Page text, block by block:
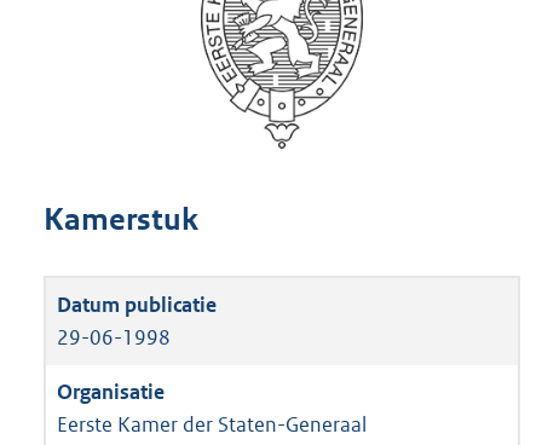
Kamerstuk
29-06-1998
Eerste Kamer der Staten-Generaal